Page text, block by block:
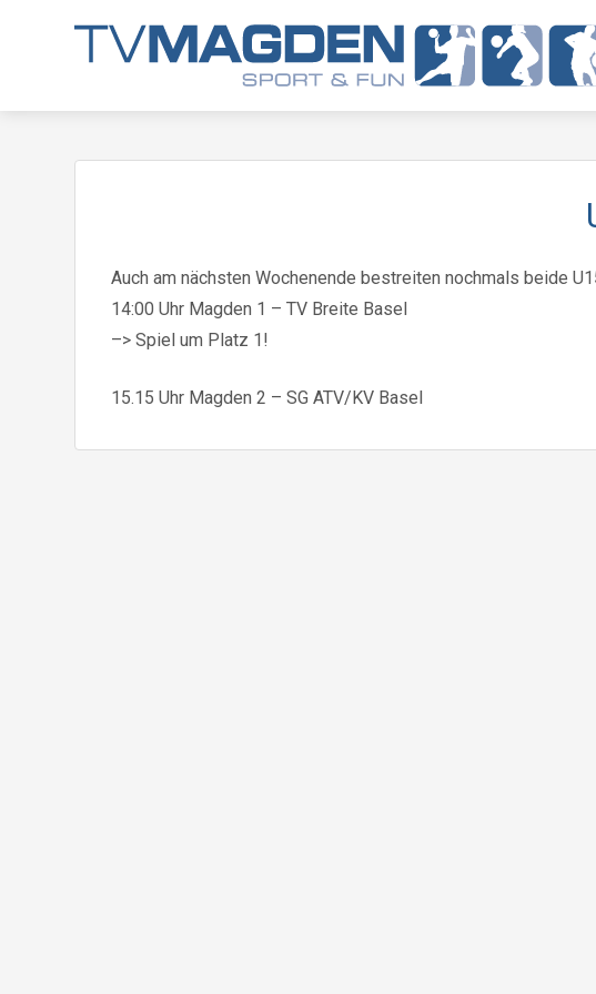
Auch am nächsten Wochenende bestreiten nochmals beide
14:00 Uhr Magden 1 – TV Breite Basel
–> Spiel um Platz 1!
15.15 Uhr Magden 2 – SG ATV/KV Basel